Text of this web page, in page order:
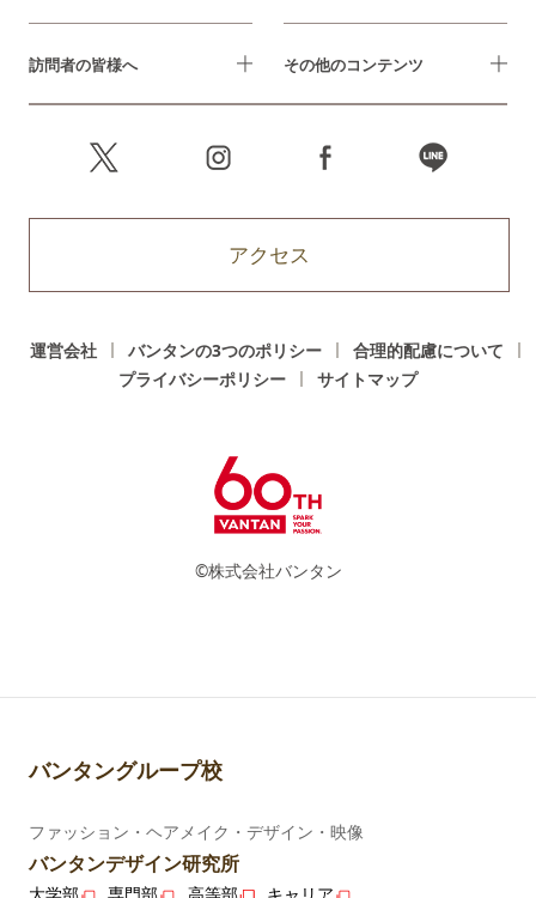
訪問者の皆様へ その他のコンテンツ
アクセス
運営会社 バンタンの3つのポリシー
合理的配慮について
プライバシーポリシー
サイトマップ
©株式会社バンタン
バンタングループ校
ファッション・ヘアメイク・デザイン・映像
バンタンデザイン研究所
大学部 専門部 高等部 キャリア